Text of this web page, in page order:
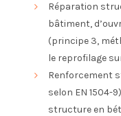
Réparation
bâtiment,
(principe 3,
le reprofilage
Renforcement
selon EN 1504-
structure en